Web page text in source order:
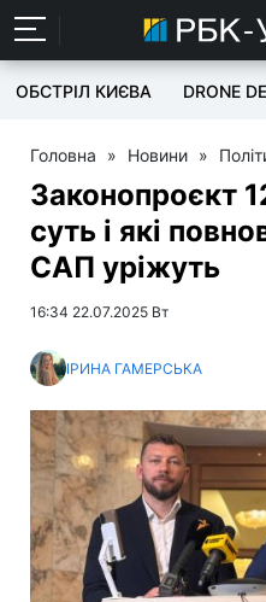
ОБСТРІЛ КИЄВА DRONE
Головна » Новини »
Законопроєкт
суть і які
САП уріжуть
16:34 22.07.2025 Вт
ІРИНА ГАМЕРСЬКА